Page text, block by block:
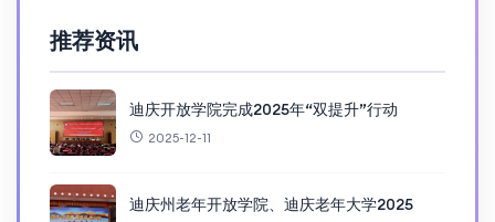
推荐资讯
迪庆开放学院完成2025年“双提升”行动
2025-12-11
迪庆州老年开放学院、迪庆老年大学2025